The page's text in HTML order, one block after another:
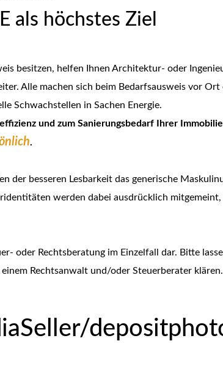
als höchstes Ziel
besitzen, helfen Ihnen Architektur- oder
Alle machen sich beim Bedarfsausweis vor
Schwachstellen in Sachen Energie.
und zum Sanierungsbedarf Ihrer
.
der besseren Lesbarkeit das generische
werden dabei ausdrücklich mitgemeint,
oder Rechtsberatung im Einzelfall dar. Bitte
Rechtsanwalt und/oder Steuerberater klären.